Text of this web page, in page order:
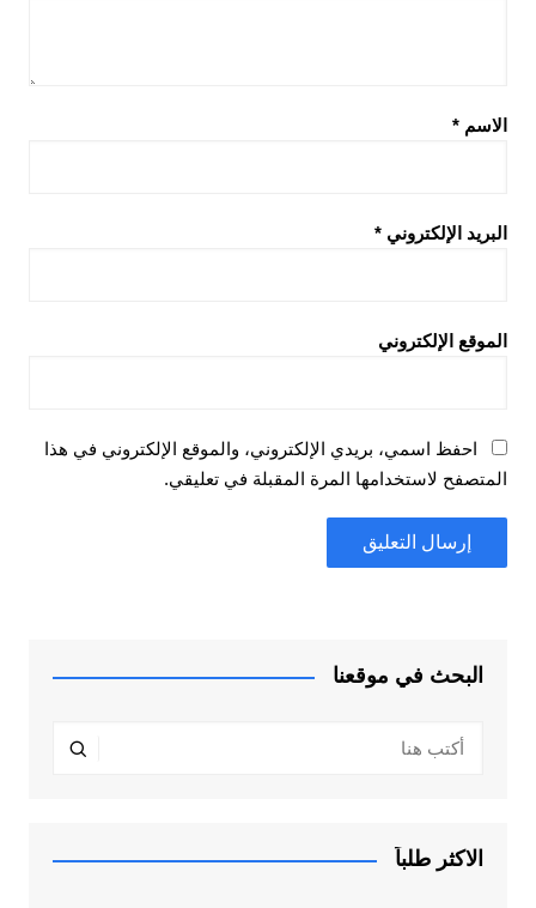
الاسم *
البريد الإلكتروني *
الموقع الإلكتروني
احفظ اسمي، بريدي الإلكتروني، والموقع الإلكتروني في هذا
المتصفح لاستخدامها المرة المقبلة في تعليقي.
البحث في موقعنا
الاكثر طلباً